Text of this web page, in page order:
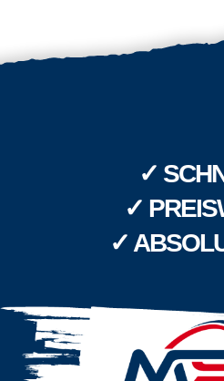
✓
✓
✓